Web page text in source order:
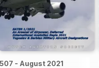
507 - August 2021